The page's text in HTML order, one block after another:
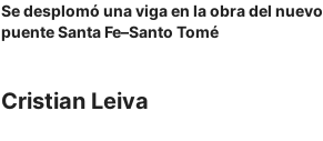
Se desplomó una viga en la obra del nuevo
puente Santa Fe–Santo Tomé
Cristian Leiva